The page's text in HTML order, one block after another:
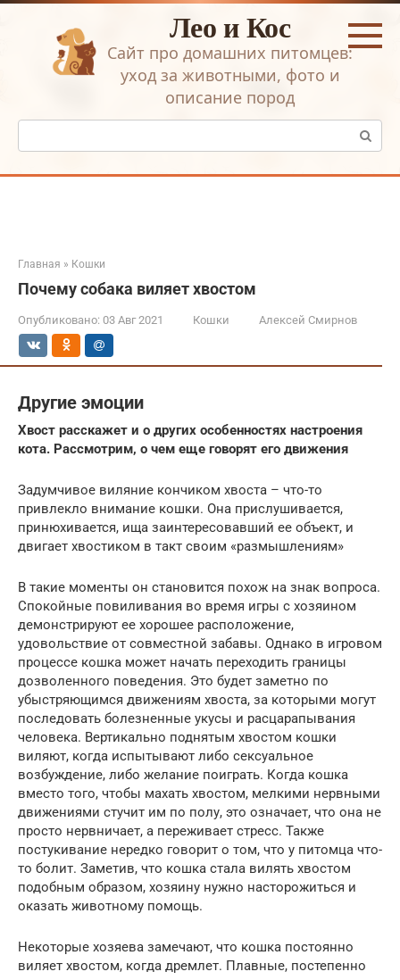
Перейти
Лео и Кос
Сайт про домашних питомцев:
уход за животными, фото и
описание пород
Поиск:
Главная » Кошки
Почему собака виляет хвостом
Опубликовано: 03 Авг 2021 Кошки Алексей Смирнов
Другие эмоции
Хвост расскажет и о других особенностях настроения
кота. Рассмотрим, о чем еще говорят его движения
Задумчивое виляние кончиком хвоста – что-то
привлекло внимание кошки. Она прислушивается,
принюхивается, ища заинтересовавший ее объект, и
двигает хвостиком в такт своим «размышлениям»
В такие моменты он становится похож на знак вопроса.
Спокойные повиливания во время игры с хозяином
демонстрируют ее хорошее расположение,
удовольствие от совместной забавы. Однако в игровом
процессе кошка может начать переходить границы
дозволенного поведения. Это будет заметно по
убыстряющимся движениям хвоста, за которыми могут
последовать болезненные укусы и расцарапывания
человека. Вертикально поднятым хвостом кошки
виляют, когда испытывают либо сексуальное
возбуждение, либо желание поиграть. Когда кошка
вместо того, чтобы махать хвостом, мелкими нервными
движениями стучит им по полу, это означает, что она не
просто нервничает, а переживает стресс. Также
постукивание нередко говорит о том, что у питомца что-
то болит. Заметив, что кошка стала вилять хвостом
подобным образом, хозяину нужно насторожиться и
оказать животному помощь.
Некоторые хозяева замечают, что кошка постоянно
виляет хвостом, когда дремлет. Плавные, постепенно